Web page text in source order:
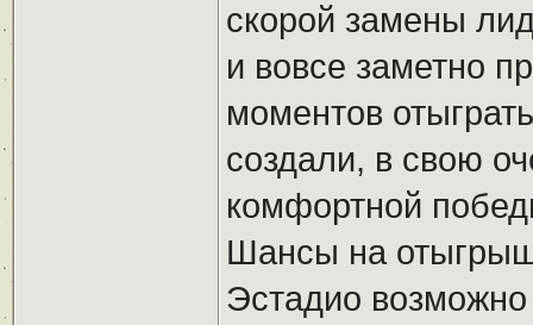
скорой замены
и вовсе заметно
моментов
создали, в свою
комфортной
Шансы на отыгрыш
Эстадио возможно